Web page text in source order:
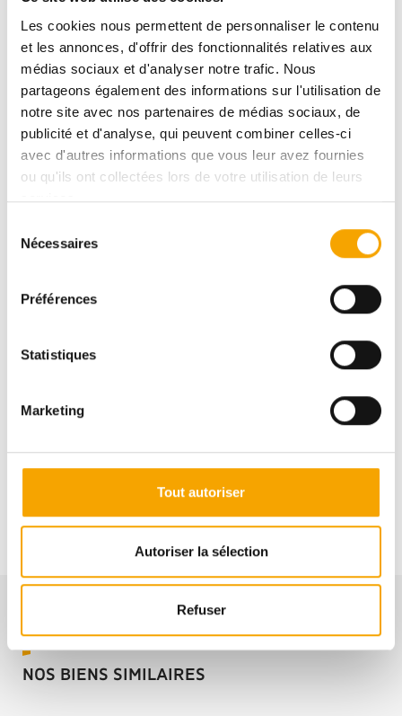
Les cookies nous permettent de personnaliser le contenu
et les annonces, d'offrir des fonctionnalités relatives aux
médias sociaux et d'analyser notre trafic. Nous
partageons également des informations sur l'utilisation de
notre site avec nos partenaires de médias sociaux, de
publicité et d'analyse, qui peuvent combiner celles-ci
avec d'autres informations que vous leur avez fournies
ou qu'ils ont collectées lors de votre utilisation de leurs
services.
Nécessaires
Préférences
Statistiques
Marketing
Tout autoriser
Autoriser la sélection
Refuser
DESCRIPTIF
BELVAL
TWENTY 8 - BUREAUX TRACOL
Pour plus d’informations sur ce bien, vous pouvez
Tracol IMMOBILIER
NOS BIENS SIMILAIRES